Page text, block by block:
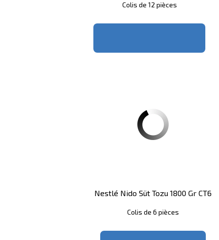
Colis de 12 pièces
Nestlé Nido Süt Tozu 1800 Gr CT6
Colis de 6 pièces